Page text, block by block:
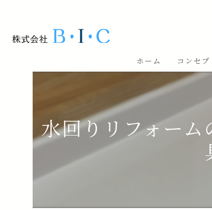
ホーム コンセプ
水回りリフォー